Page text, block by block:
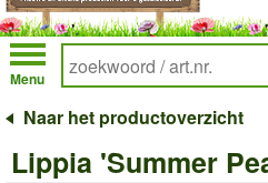
Menu
Naar het productoverzicht
Lippia 'Summer